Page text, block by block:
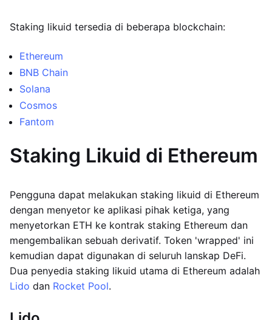
Staking likuid tersedia di beberapa blockchain:
Ethereum
BNB Chain
Solana
Cosmos
Fantom
Staking Likuid di Ethereum
Pengguna dapat melakukan staking likuid di Ethereum
dengan menyetor ke aplikasi pihak ketiga, yang
menyetorkan ETH ke kontrak staking Ethereum dan
mengembalikan sebuah derivatif. Token 'wrapped' ini
kemudian dapat digunakan di seluruh lanskap DeFi.
Dua penyedia staking likuid utama di Ethereum adalah
Lido dan Rocket Pool.